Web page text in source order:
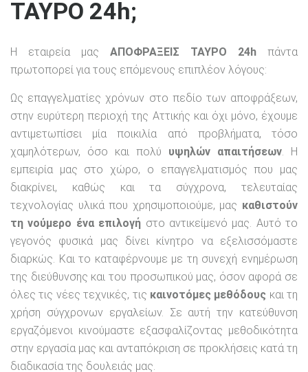
ΤΑΥΡΟ 24h;
Η εταιρεία μας ΑΠΟΦΡΑΞΕΙΣ ΤΑΥΡΟ 24h πάντα
πρωτοπορεί για τους επόμενους επιπλέον λόγους:
Ως επαγγελματίες χρόνων στο πεδίο των αποφράξεων,
στην ευρύτερη περιοχή της Αττικής και όχι μόνο, έχουμε
αντιμετωπίσει μία ποικιλία από προβλήματα, τόσο
χαμηλότερων, όσο και πολύ υψηλών απαιτήσεων. Η
εμπειρία μας στο χώρο, ο επαγγελματισμός που μας
διακρίνει, καθώς και τα σύγχρονα, τελευταίας
τεχνολογίας υλικά που χρησιμοποιούμε, μας καθιστούν
τη νούμερο ένα επιλογή στο αντικείμενό μας. Αυτό το
γεγονός φυσικά μας δίνει κίνητρο να εξελισσόμαστε
διαρκώς. Και το καταφέρνουμε με τη συνεχή ενημέρωση
της διεύθυνσης και του προσωπικού μας, όσον αφορά σε
όλες τις νέες τεχνικές, τις καινοτόμες μεθόδους και τη
χρήση σύγχρονων εργαλείων. Σε αυτή την κατεύθυνση
εργαζόμενοι κινούμαστε εξασφαλίζοντας μεθοδικότητα
στην εργασία μας και ανταπόκριση σε προκλήσεις κατά τη
διαδικασία της δουλειάς μας.